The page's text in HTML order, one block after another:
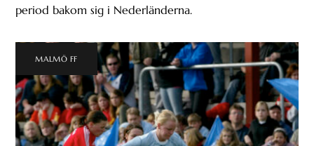
period bakom sig i Nederländerna.
MALMÖ FF